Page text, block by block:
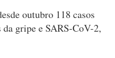
outubro 118 casos
gripe e SARS-CoV-2,